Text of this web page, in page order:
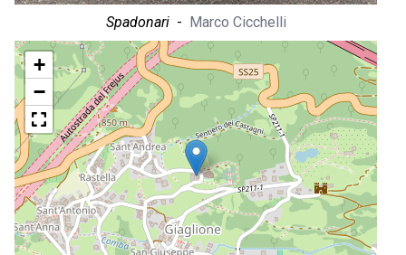
Spadonari - Marco Cicchelli
+
−